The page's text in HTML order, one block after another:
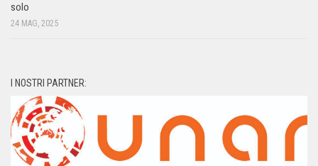
solo
24 MAG, 2025
I NOSTRI PARTNER: